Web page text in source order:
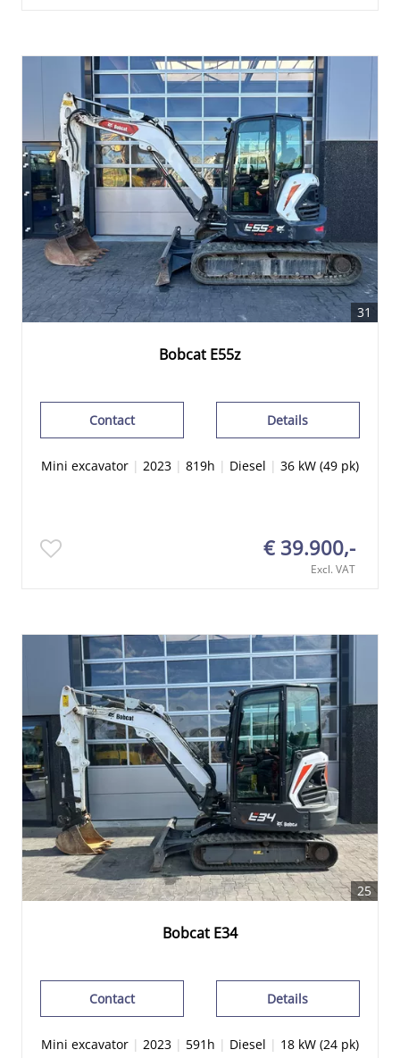
31
Bobcat E55z
Details
Contact
Mini excavator | 2023 | 819h | Diesel | 36 kW (49 pk)
€ 39.900,-
Excl. VAT
25
Bobcat E34
Details
Contact
Mini excavator | 2023 | 591h | Diesel | 18 kW (24 pk)